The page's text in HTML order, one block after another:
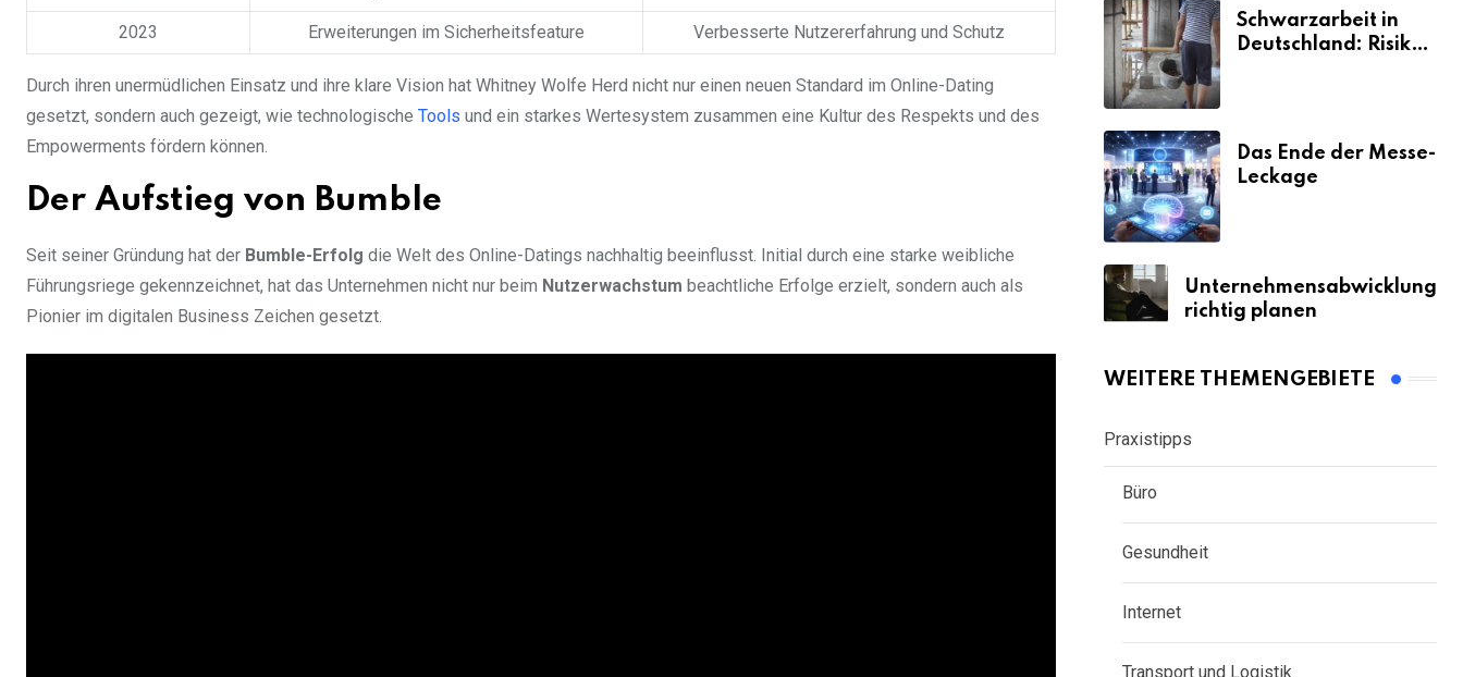
2023 Erweiterungen im Sicherheitsfeature Verbesserte Nutzererfahrung und Schutz
Durch ihren unermüdlichen Einsatz und ihre klare Vision hat Whitney Wolfe Herd nicht nur einen neuen Standard im Online-Dating
gesetzt, sondern auch gezeigt, wie technologische Tools und ein starkes Wertesystem zusammen eine Kultur des Respekts und des
Empowerments fördern können.
Der Aufstieg von Bumble
Seit seiner Gründung hat der Bumble-Erfolg die Welt des Online-Datings nachhaltig beeinflusst. Initial durch eine starke weibliche
Führungsriege gekennzeichnet, hat das Unternehmen nicht nur beim Nutzerwachstum beachtliche Erfolge erzielt, sondern auch als
Pionier im digitalen Business Zeichen gesetzt.
Schwarzarbeit in
Deutschland: Risiken
Das Ende der Messe-
Leckage
Unternehmensabwicklung
richtig planen
WEITERE THEMENGEBIETE
Praxistipps
Büro
Gesundheit
Internet
Transport und Logistik